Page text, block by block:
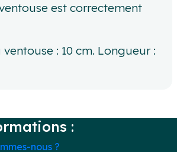
est correctement
: 10 cm. Longueur :
:
nous ?